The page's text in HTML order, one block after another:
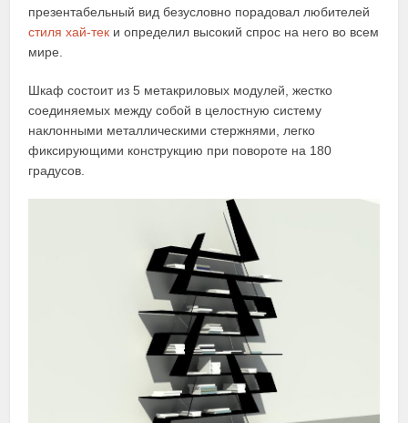
презентабельный вид безусловно порадовал любителей
стиля хай-тек и определил высокий спрос на него во всем
мире.
Шкаф состоит из 5 метакриловых модулей, жестко
соединяемых между собой в целостную систему
наклонными металлическими стержнями, легко
фиксирующими конструкцию при повороте на 180
градусов.